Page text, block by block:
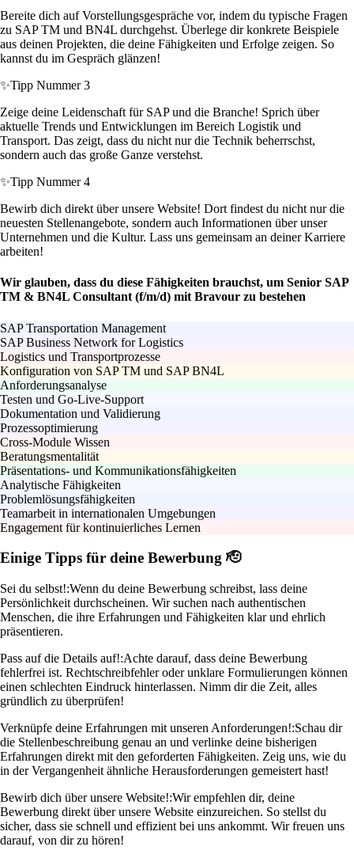
Bereite dich auf Vorstellungsgespräche vor, indem du typische Fragen
zu SAP TM und BN4L durchgehst. Überlege dir konkrete Beispiele
aus deinen Projekten, die deine Fähigkeiten und Erfolge zeigen. So
kannst du im Gespräch glänzen!
✨Tipp Nummer 3
Zeige deine Leidenschaft für SAP und die Branche! Sprich über
aktuelle Trends und Entwicklungen im Bereich Logistik und
Transport. Das zeigt, dass du nicht nur die Technik beherrschst,
sondern auch das große Ganze verstehst.
✨Tipp Nummer 4
Bewirb dich direkt über unsere Website! Dort findest du nicht nur die
neuesten Stellenangebote, sondern auch Informationen über unser
Unternehmen und die Kultur. Lass uns gemeinsam an deiner Karriere
arbeiten!
Wir glauben, dass du diese Fähigkeiten brauchst, um Senior SAP
TM & BN4L Consultant (f/m/d) mit Bravour zu bestehen
SAP Transportation Management
SAP Business Network for Logistics
Logistics und Transportprozesse
Konfiguration von SAP TM und SAP BN4L
Anforderungsanalyse
Testen und Go-Live-Support
Dokumentation und Validierung
Prozessoptimierung
Cross-Module Wissen
Beratungsmentalität
Präsentations- und Kommunikationsfähigkeiten
Analytische Fähigkeiten
Problemlösungsfähigkeiten
Teamarbeit in internationalen Umgebungen
Engagement für kontinuierliches Lernen
Einige Tipps für deine Bewerbung 🫡
Sei du selbst!:Wenn du deine Bewerbung schreibst, lass deine
Persönlichkeit durchscheinen. Wir suchen nach authentischen
Menschen, die ihre Erfahrungen und Fähigkeiten klar und ehrlich
präsentieren.
Pass auf die Details auf!:Achte darauf, dass deine Bewerbung
fehlerfrei ist. Rechtschreibfehler oder unklare Formulierungen können
einen schlechten Eindruck hinterlassen. Nimm dir die Zeit, alles
gründlich zu überprüfen!
Verknüpfe deine Erfahrungen mit unseren Anforderungen!:Schau dir
die Stellenbeschreibung genau an und verlinke deine bisherigen
Erfahrungen direkt mit den geforderten Fähigkeiten. Zeig uns, wie du
in der Vergangenheit ähnliche Herausforderungen gemeistert hast!
Bewirb dich über unsere Website!:Wir empfehlen dir, deine
Bewerbung direkt über unsere Website einzureichen. So stellst du
sicher, dass sie schnell und effizient bei uns ankommt. Wir freuen uns
darauf, von dir zu hören!